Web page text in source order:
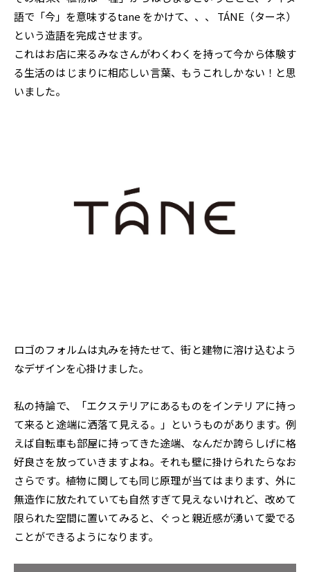
語で「今」を意味するtane をかけて、、、 TÁNE（ターネ）
という造語を完成させます。
これはお店に来るみなさんがわくわくを持って今から体験す
る生活のはじまりに相応しい言葉、もうこれしかない！と思
いました。
ロゴのフォルムは丸みを持たせて、街と建物に溶け込むよう
なデザインを心掛けました。
私の持論で、「エクステリアにあるものをインテリアに持っ
て来ると途端に洒落て見える。」というものがあります。例
えば自転車も部屋に持ってきた途端、なんだか誇らしげに格
好良さを放っていきますよね。それも壁に掛けられたらなお
さらです。植物に関しても同じ原理が当てはまります、外に
無造作に放たれていても自然すぎて見えないけれど、改めて
限られた空間に置いてみると、ぐっと親近感が湧いて愛でる
ことができるようになります。